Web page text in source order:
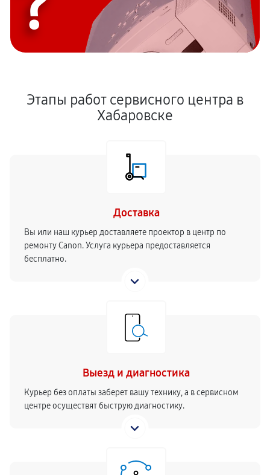
Этапы работ сервисного центра в
Хабаровске
Доставка
Вы или наш курьер доставляете проектор в центр по
ремонту Canon. Услуга курьера предоставляется
бесплатно.
Выезд и диагностика
Курьер без оплаты заберет вашу технику, а в сервисном
центре осуществят быструю диагностику.